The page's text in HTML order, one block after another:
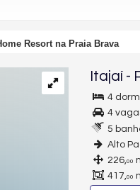
Resort na Praia Brava
Itajaí -
4
4
5
Alto
226,00
417,00